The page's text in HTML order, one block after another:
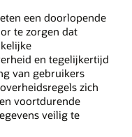
een doorlopende
te zorgen dat
en tegelijkertijd
van gebruikers
zich
voortdurende
veilig te